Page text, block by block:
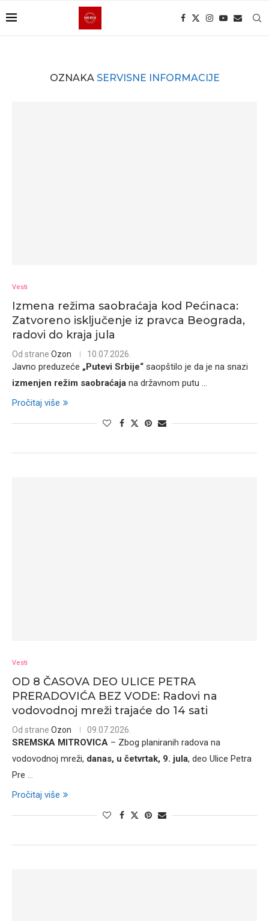
OZNAKA SERVISNE INFORMACIJE
Vesti
Izmena režima saobraćaja kod Pećinaca:
Zatvoreno isključenje iz pravca Beograda,
radovi do kraja jula
Od strane Ozon 10.07.2026.
Javno preduzeće „Putevi Srbije“ saopštilo je da je na snazi
izmenjen režim saobraćaja na državnom putu ...
Pročitaj više
Vesti
OD 8 ČASOVA DEO ULICE PETRA
PRERADOVIĆA BEZ VODE: Radovi na
vodovodnoj mreži trajaće do 14 sati
Od strane Ozon 09.07.2026.
SREMSKA MITROVICA – Zbog planiranih radova na
vodovodnoj mreži, danas, u četvrtak, 9. jula, deo Ulice Petra
Pre ...
Pročitaj više